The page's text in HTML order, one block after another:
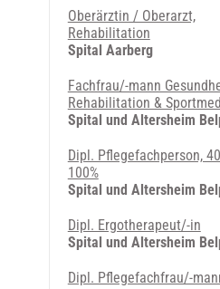
Ober­ärz­tin / Ober­arzt,
Rehabilitation
Spital Aarberg
Fachfrau/-mann
Rehabilitation &
Spital und Altersheim
Dipl. Pflegefachperson,
100%
Spital und Altersheim
Dipl. Ergotherapeut/-in
Spital und Altersheim
Dipl. Pflegefachfrau/-